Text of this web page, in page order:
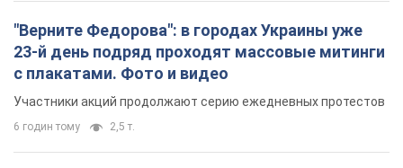
"Верните Федорова": в городах Украины уже
23-й день подряд проходят массовые митинги
с плакатами. Фото и видео
Участники акций продолжают серию ежедневных протестов
6 годин тому 2,5 т.